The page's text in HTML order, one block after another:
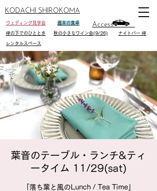
KODACHI SHIROKOMA
ウェディング見学会 週末の食卓 Access
欅の下でのひととき 秋の小さなワイン会(9/26) ナイトバー 欅
レンタルスペース
葉音のテーブル・ランチ&ティ
ータイム 11/29(sat)
「落ち葉と風のLunch / Tea Time」